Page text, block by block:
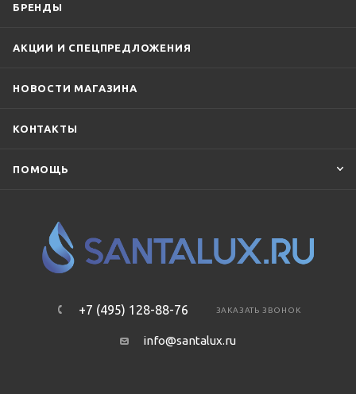
БРЕНДЫ
АКЦИИ И СПЕЦПРЕДЛОЖЕНИЯ
НОВОСТИ МАГАЗИНА
КОНТАКТЫ
ПОМОЩЬ
+7 (495) 128-88-76 ЗАКАЗАТЬ ЗВОНОК
info@santalux.ru